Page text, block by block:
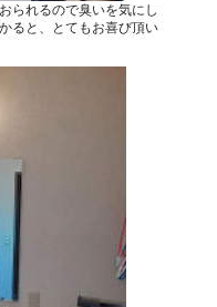
られるので臭いを気にし
ると、とてもお喜び頂い